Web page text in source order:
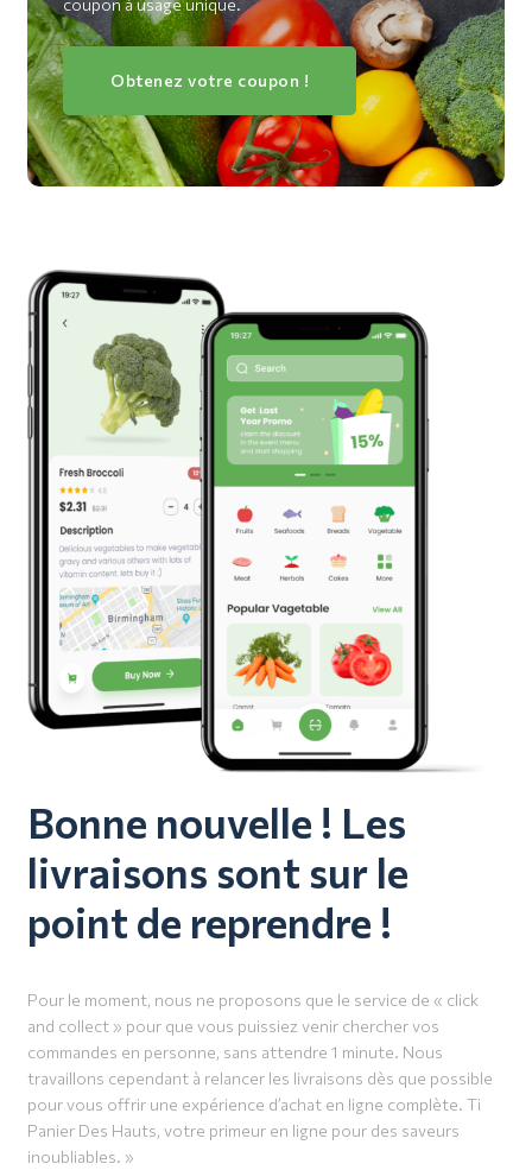
Obtenez votre coupon !
Bonne nouvelle ! Les
livraisons sont sur le
point de reprendre !
Pour le moment, nous ne proposons que le service de « click
and collect » pour que vous puissiez venir chercher vos
commandes en personne, sans attendre 1 minute. Nous
travaillons cependant à relancer les livraisons dès que possible
pour vous offrir une expérience d’achat en ligne complète. Ti
Panier Des Hauts, votre primeur en ligne pour des saveurs
inoubliables. »